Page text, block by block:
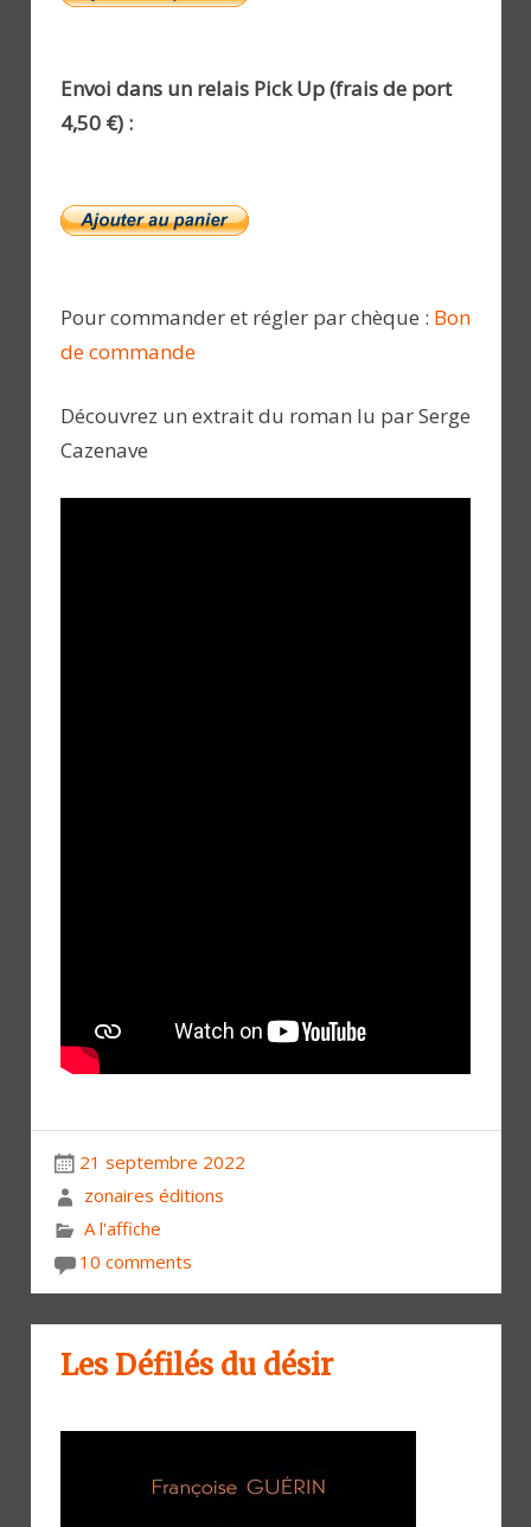
Envoi dans un relais Pick Up (frais de port
4,50 €) :
Pour commander et régler par chèque : Bon
de commande
Découvrez un extrait du roman lu par Serge
Cazenave
21 septembre 2022
zonaires éditions
A l'affiche
10 comments
Les Défilés du désir